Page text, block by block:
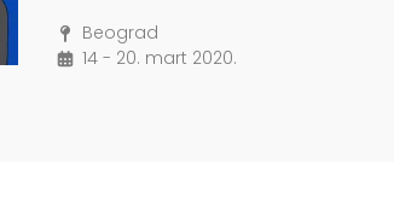
Beograd
14 - 20. mart 2020.